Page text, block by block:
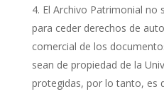
El Archivo Patrimonial no
para ceder derechos de
comercial de los
sean de propiedad de la
protegidas, por lo tanto, es